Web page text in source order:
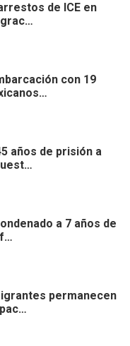
de ICE en
con 19
años de prisión a
a 7 años de
permanecen